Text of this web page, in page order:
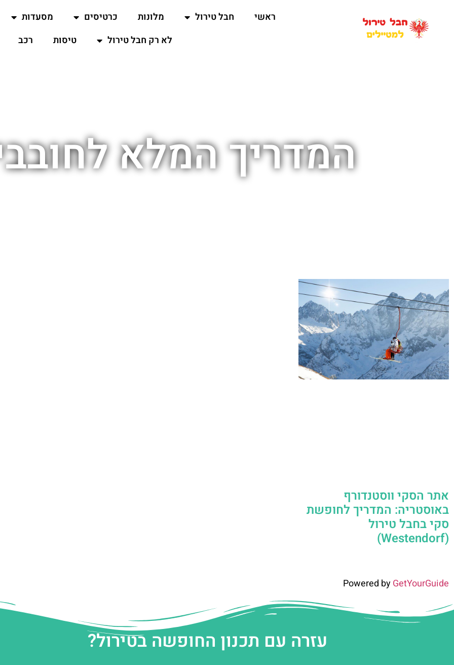
ראשי חבל טירול מלונות כרטיסים מסעדות
לא רק חבל טירול
טיסות רכב
המדריך המלא
אתר הסקי ווסטנדורף
באוסטריה: המדריך לחופשת
סקי בחבל טירול
(Westendorf)
Powered byGetYourGuide
עזרה עם תכנון החופשה בטירול?